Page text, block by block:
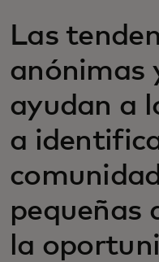
Las
anónimas
ayudan a
a
pequeñas
la